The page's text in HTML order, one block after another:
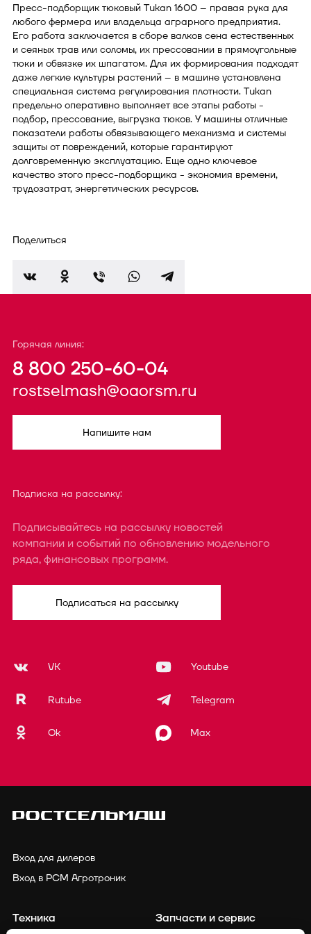
Пресс-подборщик тюковый Tukan 1600 – правая рука для
любого фермера или владельца аграрного предприятия.
Его работа заключается в сборе валков сена естественных
и сеяных трав или соломы, их прессовании в прямоугольные
тюки и обвязке их шпагатом. Для их формирования подходят
даже легкие культуры растений – в машине установлена
специальная система регулирования плотности. Tukan
предельно оперативно выполняет все этапы работы -
подбор, прессование, выгрузка тюков. У машины отличные
показатели работы обвязывающего механизма и системы
защиты от повреждений, которые гарантируют
долговременную эксплуатацию. Еще одно ключевое
качество этого пресс-подборщика - экономия времени,
трудозатрат, энергетических ресурсов.
Поделиться
Горячая линия:
8 800 250-60-04
rostselmash@oaorsm.ru
Напишите нам
Подписка на рассылку:
Подписывайтесь на рассылку новостей
компании и событий по обновлению модельного
ряда, финансовых программ.
Подписаться на рассылку
VK Youtube
Rutube Telegram
Ok Max
Вход для дилеров
Вход в РСМ Агротроник
Техника
Запчасти и сервис